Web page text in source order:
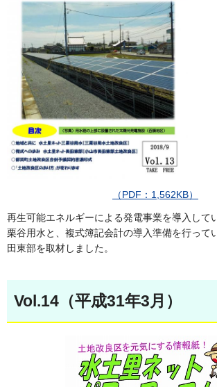
（PDF：1,562KB）
再生可能エネルギーによる発電事業を導入して
栗谷用水と、複式簿記会計の導入準備を行って
田東部を取材しました。
Vol.14（平成31年3月）